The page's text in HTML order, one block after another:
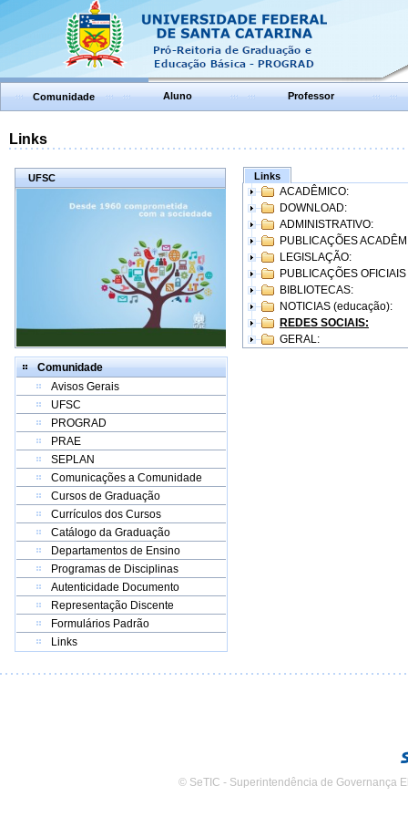
Comunidade Aluno Professor
Links
UFSC
Comunidade
Avisos Gerais
UFSC
PROGRAD
PRAE
SEPLAN
Comunicações a Comunidade
Cursos de Graduação
Currículos dos Cursos
Catálogo da Graduação
Departamentos de Ensino
Programas de Disciplinas
Autenticidade Documento
Representação Discente
Formulários Padrão
Links
Links
ACADÊMICO:
DOWNLOAD:
ADMINISTRATIVO:
PUBLICAÇÕES
LEGISLAÇÃO:
PUBLICAÇÕES
BIBLIOTECAS:
NOTICIAS (educação):
REDES SOCIAIS:
GERAL:
© SeTIC - Superintendência de Governança